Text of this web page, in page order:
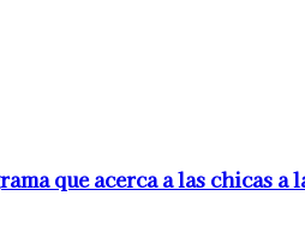
que acerca a las chicas a